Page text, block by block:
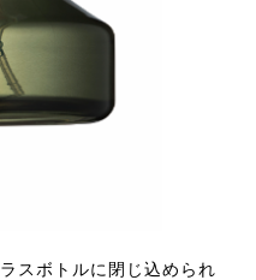
スボトルに閉じ込められ